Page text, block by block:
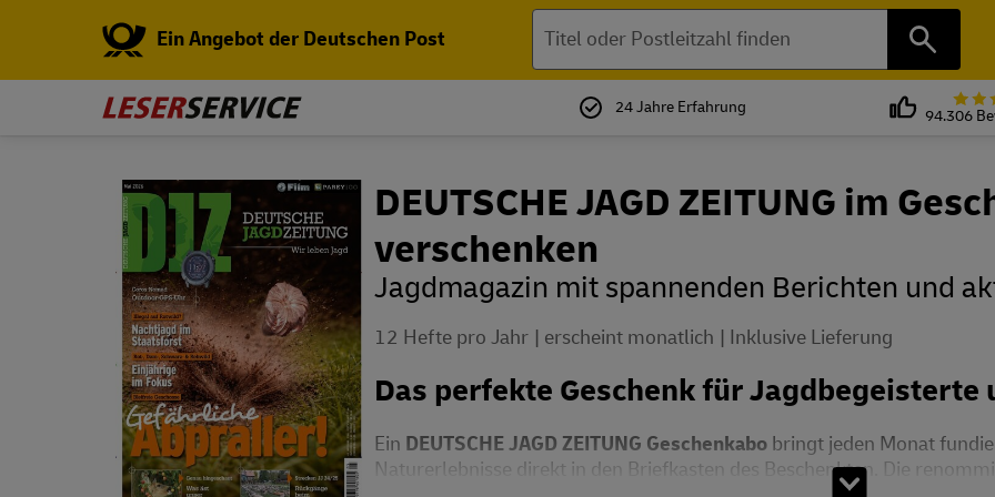
Ein Angebot der Deutschen Post
Suchen
24 Jahre Erfahrung
94.306
DEUTSCHE JAGD ZEITUNG im
verschenken
Jagdmagazin mit spannenden Berichten und
12 Hefte pro Jahr erscheint monatlich Inklusive Lieferung
Das perfekte Geschenk für Jagdbegeisterte
Ein DEUTSCHE JAGD ZEITUNG Geschenkabo bringt jeden Monat
Naturerlebnisse direkt in den Briefkasten des Beschenkten. Die